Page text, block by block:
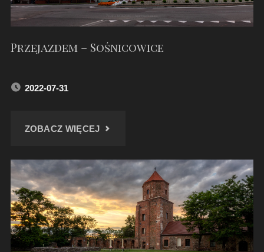
Przejazdem – Sośnicowice
2022-07-31
ZOBACZ WIĘCEJ"PRZEJAZDEM
SOŚNICOWICE"